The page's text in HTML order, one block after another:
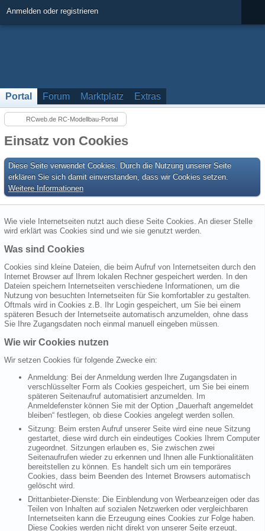
Anmelden oder registrieren
Portal Forum Marktplatz Extras
RCweb.de RC-Modellbau-Portal
Einsatz von Cookies
Diese Seite verwendet Cookies. Durch die Nutzung unserer Seite
erklären Sie sich damit einverstanden, dass wir Cookies setzen.
Weitere Informationen
Wie viele Internetseiten nutzt auch diese Seite Cookies. An dieser Stelle
wird erklärt was Cookies sind und wie sie genutzt werden.
Was sind Cookies
Cookies sind kleine Dateien, die beim Aufruf von Internetseiten durch den
Internet Browser auf Ihrem lokalen Rechner gespeichert werden. In den
Dateien speichern Internetseiten verschiedene Informationen, um die
Nutzung von besuchten Internetseiten für Sie komfortabler zu gestalten.
Oftmals wird in Cookies z.B. Ihr Login gespeichert, um Sie bei einem
späteren Besuch der Internetseite automatisch anzumelden, ohne dass
Sie Ihre Zugangsdaten noch einmal manuell eingeben müssen.
Wie wir Cookies nutzen
Wir setzen Cookies für folgende Zwecke ein:
Anmeldung: Bei der Anmeldung werden Ihre Zugangsdaten in
verschlüsselter Form als Cookies gespeichert, um Sie bei einem
späteren Seitenaufruf automatisiert anzumelden. Im
Anmeldefenster können Sie mit der Option „Dauerhaft angemeldet
bleiben“ festlegen, ob diese Cookies angelegt werden sollen.
Sitzung: Beim ersten Aufruf unserer Seite wird eine neue Sitzung
gestartet, diese wird durch ein eindeutiges Cookies Ihrem Computer
zugeordnet. Sitzungen erlauben es, Sie zwischen zwei
Seitenaufrufen wieder zu erkennen und Ihnen alle Funktionalitäten
bereitstellen zu können. Es handelt sich um ein temporäres
Cookies, dass beim Beenden des Internet Browsers automatisch
gelöscht wird.
Drittanbieter-Dienste: Die Einblendung von Werbeanzeigen oder das
Teilen von Inhalten auf sozialen Netzwerken oder vergleichbaren
Internetseiten kann die Erzeugung eines Cookies zur Folge haben.
Diese Cookies werden nicht direkt von unserer Seite erzeugt,